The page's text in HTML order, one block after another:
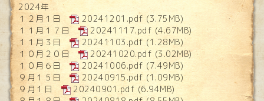
2024年
１２月１日
20241201.pdf (3.75MB)
１１月１７日
20241117.pdf (4.67MB)
１１月３日
20241103.pdf (1.28MB)
１０月２０日
20241020.pdf (3.02MB)
１０月６日
20241006.pdf (7.49MB)
９月１５日
20240915.pdf (1.09MB)
９月１日
20240901.pdf (6.94MB)